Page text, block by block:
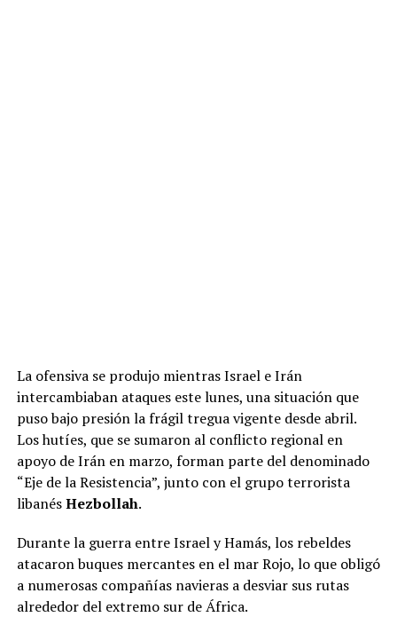
La ofensiva se produjo mientras Israel e Irán
intercambiaban ataques este lunes, una situación que
puso bajo presión la frágil tregua vigente desde abril.
Los hutíes, que se sumaron al conflicto regional en
apoyo de Irán en marzo, forman parte del denominado
“Eje de la Resistencia”, junto con el grupo terrorista
libanésHezbollah.
Durante la guerra entre Israel y Hamás, los rebeldes
atacaron buques mercantes en el mar Rojo, lo que obligó
a numerosas compañías navieras a desviar sus rutas
alrededor del extremo sur de África.